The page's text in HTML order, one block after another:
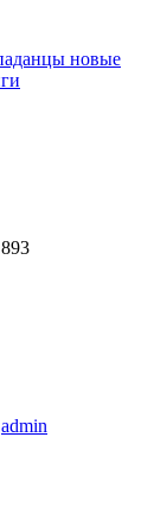
новые
893
admin